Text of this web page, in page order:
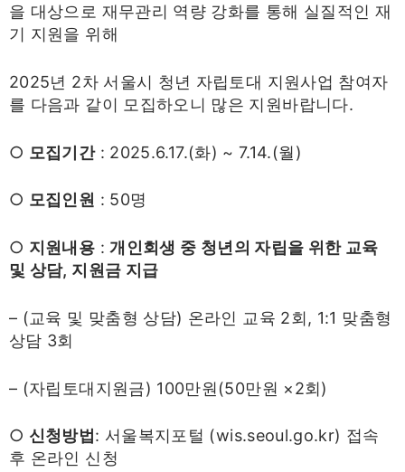
을 대상으로 재무관리 역량 강화를 통해 실질적인 재
기 지원을 위해
2025년 2차 서울시 청년 자립토대 지원사업 참여자
를 다음과 같이 모집하오니 많은 지원바랍니다.
○ 모집기간: 2025.6.17.(화) ~ 7.14.(월)
○ 모집인원 : 50명
○ 지원내용 :개인회생 중 청년의 자립을 위한 교육
및 상담, 지원금 지급
– (교육 및 맞춤형 상담) 온라인 교육 2회, 1:1 맞춤형
상담 3회
– (자립토대지원금) 100만원(50만원 ×2회)
○ 신청방법 : 서울복지포털 (wis.seoul.go.kr) 접속
후 온라인 신청